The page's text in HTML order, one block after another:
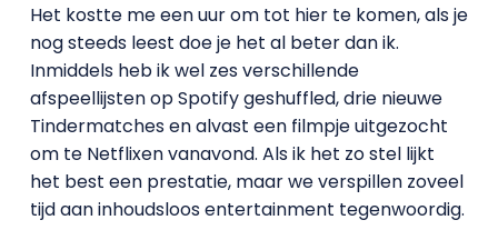
Het kostte me een uur om tot hier te komen, als je
nog steeds leest doe je het al beter dan ik.
Inmiddels heb ik wel zes verschillende
afspeellijsten op Spotify geshuffled, drie nieuwe
Tindermatches en alvast een filmpje uitgezocht
om te Netflixen vanavond. Als ik het zo stel lijkt
het best een prestatie, maar we verspillen zoveel
tijd aan inhoudsloos entertainment tegenwoordig.